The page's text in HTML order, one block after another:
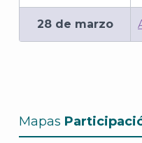
28 de marzo
Mapas